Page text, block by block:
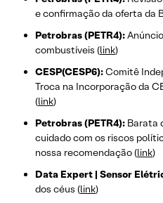
e confirmação da oferta da
Petrobras (PETR4):
combustíveis (link)
CESP(CESP6):Comitê
Troca na Incorporação da
(link)
Petrobras (PETR4): Barata
cuidado com os riscos
nossa recomendação (link)
Data Expert | Sensor
dos céus (link)